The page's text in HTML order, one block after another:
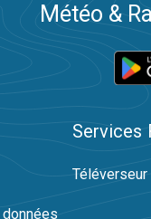
Météo &
Services
Téléverseur